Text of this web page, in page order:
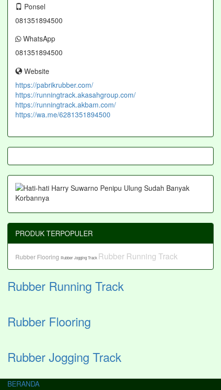
Ponsel
081351894500
WhatsApp
081351894500
Website
https://pabrikrubber.com/
https://runningtrack.akasahgroup.com/
https://runningtrack.akbam.com/
https://wa.me/6281351894500
PRODUK TERPOPULER
Rubber Flooring Rubber Jogging Track Rubber Running Track
Rubber Running Track
Rubber Flooring
Rubber Jogging Track
BERANDA